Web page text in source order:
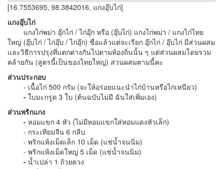
[16.7553695, 98.3842016, แกงอุ๊บไก่]
แกงอุ๊บไก่
แกงไก่พม่า อุ๊กไก่ / ไก่อุ๊ก หรือ (อุ๊บไก่) แกงไก่พม่า / แกงไก่ไทย
ใหญ่ (อุ๊บไก่ / ไก่อุ๊บ / ไก่อุ๊ก) ชื่อแล้วแต่จะเรียก อุ๊กไก่ / อุ๊บไก่ มีส่วนผสม
และวิธีการปรุงที่แตกต่างกันไปตามท้องถิ่นนั้น ๆ แต่ส่วนผสมโดยรวม
คล้ายกัน (สูตรนี้เป็นของไทยใหญ่) ส่วนผสมตามนี้คะ
ส่วนประกอบ
- เนื้อไก่ 500 กรัม (จะให้อร่อยแนะนำไก่บ้านหรือไก่เหนียว)
- ใบมะกรูด 3 ใบ (ต้นฉบับไม่มี ฉันใส่เพิ่มเอง)
ส่วนพริกแกง
- หอมแขก 4 หัว (ไม่มีหอมแขกใส่หอมแดงหัวเล็ก)
- กระเทียมจีน 6 กลีบ
- พริกแห้งเม็ดเล็ก 10 เม็ด (แช่น้ำจนนิ่ม)
- พริกแห้งเม็ดใหญ่ 5 เม็ด (แช่น้ำจนนิ่ม)
- น้ำเปล่า 1 ถ้วยตวง